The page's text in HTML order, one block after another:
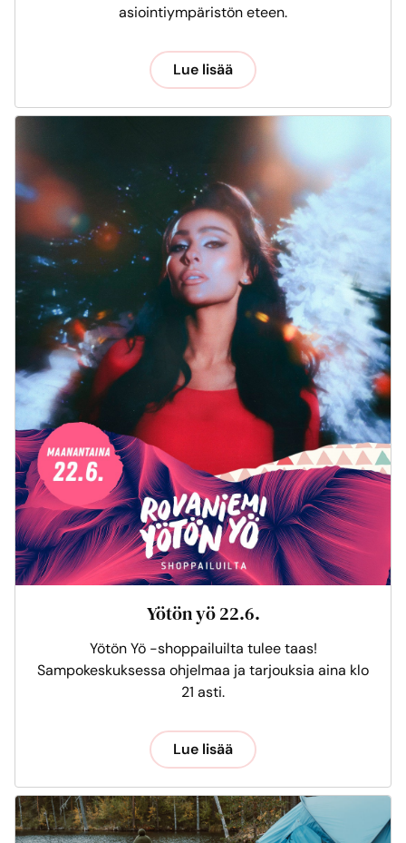
asiointiympäristön eteen.
Lue lisää
Yötön yö 22.6.
Yötön Yö -shoppailuilta tulee taas!
Sampokeskuksessa ohjelmaa ja tarjouksia aina klo
21 asti.
Lue lisää